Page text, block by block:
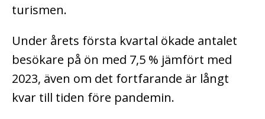
turismen.
Under årets första kvartal ökade antalet
besökare på ön med 7,5 % jämfört med
2023, även om det fortfarande är långt
kvar till tiden före pandemin.